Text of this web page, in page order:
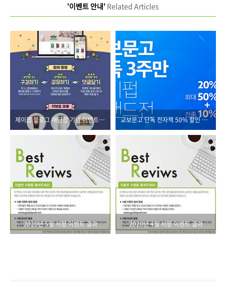
'이벤트 안내' Related Articles
제이펍 블로그 재단장 기념 이벤트🎉🎉 교보문고 단독 전자책 50% 할인 대여 이벤트!
2020년 5월 서평 이벤트 결과 2020년 4월 서평 이벤트 결과